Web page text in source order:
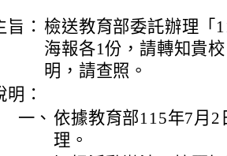
旨： 檢送教育部委託辦理「
海報各1份，請轉知貴
明，請查照。
明：
一、 依據教育部115年7月
理。